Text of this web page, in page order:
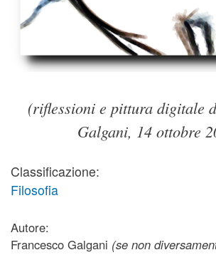
(riflessioni e pittura digitale
Galgani, 14 ottobre
Classificazione:
Filosofia
Autore:
Francesco Galgani (se non